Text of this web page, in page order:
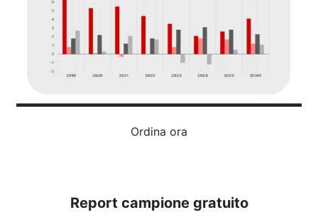
Ordina ora
Report campione gratuito